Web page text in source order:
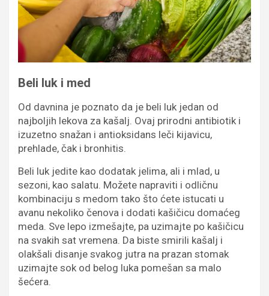
Beli luk i med
Od davnina je poznato da je beli luk jedan od
najboljih lekova za kašalj. Ovaj prirodni antibiotik i
izuzetno snažan i antioksidans leči kijavicu,
prehlade, čak i bronhitis.
Beli luk jedite kao dodatak jelima, ali i mlad, u
sezoni, kao salatu. Možete napraviti i odličnu
kombinaciju s medom tako što ćete istucati u
avanu nekoliko čenova i dodati kašičicu domaćeg
meda. Sve lepo izmešajte, pa uzimajte po kašičicu
na svakih sat vremena. Da biste smirili kašalj i
olakšali disanje svakog jutra na prazan stomak
uzimajte sok od belog luka pomešan sa malo
šećera.